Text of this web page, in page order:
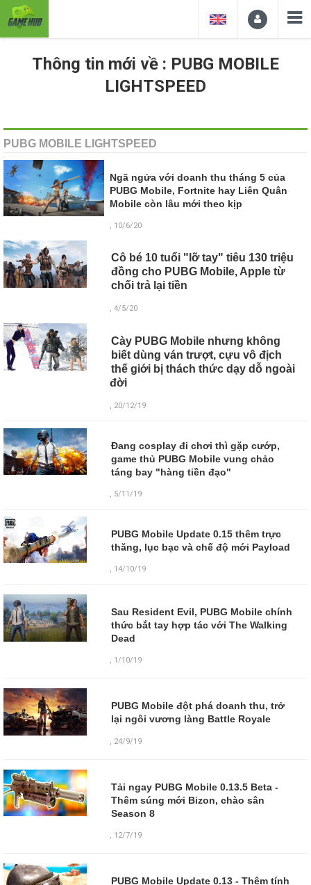
Thông tin mới về : PUBG MOBILE
LIGHTSPEED
PUBG MOBILE LIGHTSPEED
Ngã ngửa với doanh thu tháng 5 của
PUBG Mobile, Fortnite hay Liên Quân
Mobile còn lâu mới theo kịp
, 10/6/20
Cô bé 10 tuổi "lỡ tay" tiêu 130 triệu
đồng cho PUBG Mobile, Apple từ
chối trả lại tiền
, 4/5/20
Cày PUBG Mobile nhưng không
biết dùng ván trượt, cựu vô địch
thế giới bị thách thức dạy dỗ ngoài
đời
, 20/12/19
Đang cosplay đi chơi thì gặp cướp,
game thủ PUBG Mobile vung chảo
táng bay "hàng tiền đạo"
, 5/11/19
PUBG Mobile Update 0.15 thêm trực
thăng, lục bạc và chế độ mới Payload
, 14/10/19
Sau Resident Evil, PUBG Mobile chính
thức bắt tay hợp tác với The Walking
Dead
, 1/10/19
PUBG Mobile đột phá doanh thu, trở
lại ngôi vương làng Battle Royale
24/9/19
Tải ngay PUBG Mobile 0.13.5 Beta -
Thêm súng mới Bizon, chào sân
Season 8
, 12/7/19
PUBG Mobile Update 0.13 - Thêm tính